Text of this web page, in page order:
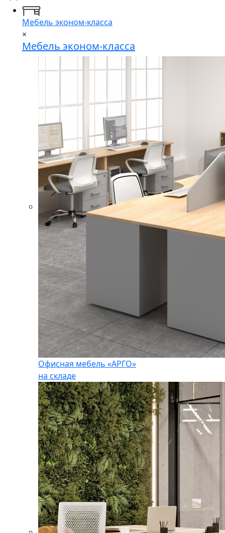
Мебель эконом-класса
×
Мебель эконом-класса
Офисная мебель «АРГО»
на складе